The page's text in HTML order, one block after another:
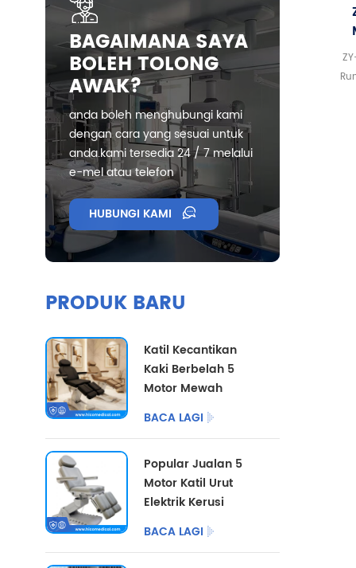
BAGAIMANA SAYA
BOLEH TOLONG
AWAK?
anda boleh menghubungi kami
dengan cara yang sesuai untuk
anda.kami tersedia 24 / 7 melalui
e-mel atau telefon
HUBUNGI KAMI
PRODUK BARU
Katil Kecantikan
Kaki Berbelah 5
Motor Mewah
dengan Pilihan
Warna Tersuai
BACA LAGI
Popular Jualan 5
Motor Katil Urut
Elektrik Kerusi
Pedikur Kosmetik
Perabot Salon Katil
BACA LAGI